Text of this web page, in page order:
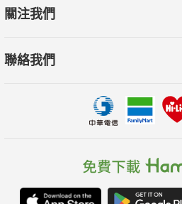
關注我們
聯絡我們